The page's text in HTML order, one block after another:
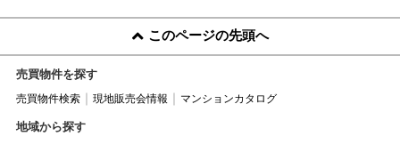
このページの先頭へ
売買物件を探す
売買物件検索 現地販売会情報 マンションカタログ
地域から探す